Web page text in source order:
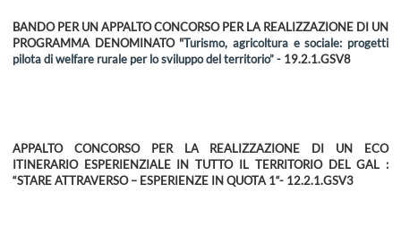
BANDO PER UN APPALTO CONCORSO PER LA REALIZZAZIONE DI UN
PROGRAMMA DENOMINATO "Turismo, agricoltura e sociale: progetti
pilota di welfare rurale per lo sviluppo del territorio” - 19.2.1.GSV8
APPALTO CONCORSO PER LA REALIZZAZIONE DI UN ECO
ITINERARIO ESPERIENZIALE IN TUTTO IL TERRITORIO DEL GAL :
“STARE ATTRAVERSO – ESPERIENZE IN QUOTA 1“- 12.2.1.GSV3